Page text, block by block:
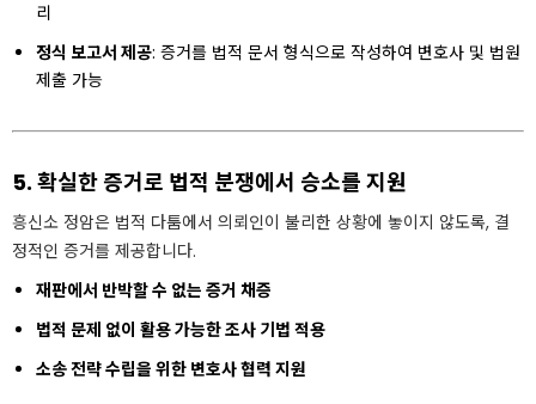
리
정식 보고서 제공: 증거를 법적 문서 형식으로 작성하여 변호사 및 법원
제출 가능
5. 확실한 증거로 법적 분쟁에서 승소를 지원
흥신소 정암은 법적 다툼에서 의뢰인이 불리한 상황에 놓이지 않도록, 결
정적인 증거를 제공합니다.
재판에서 반박할 수 없는 증거 채증
법적 문제 없이 활용 가능한 조사 기법 적용
소송 전략 수립을 위한 변호사 협력 지원